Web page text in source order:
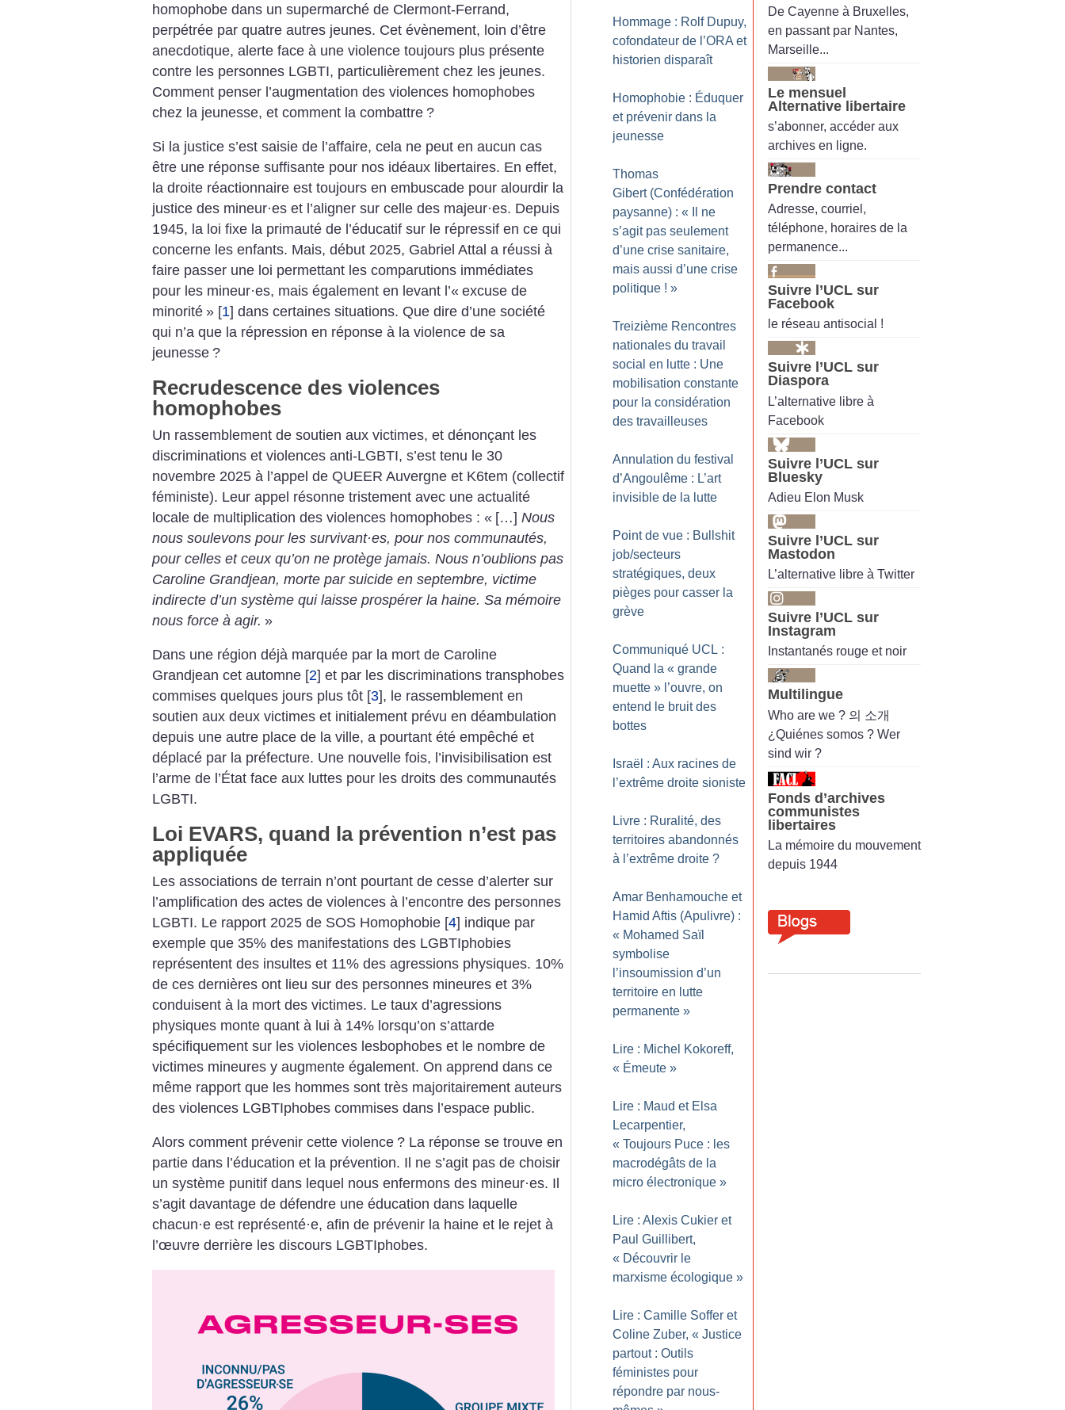
homophobe dans un supermarché de Clermont-Ferrand,
perpétrée par quatre autres jeunes. Cet évènement, loin d’être
anecdotique, alerte face à une violence toujours plus présente
contre les personnes LGBTI, particulièrement chez les jeunes.
Comment penser l’augmentation des violences homophobes
chez la jeunesse, et comment la combattre ?
Si la justice s’est saisie de l’affaire, cela ne peut en aucun cas
être une réponse suffisante pour nos idéaux libertaires. En effet,
la droite réactionnaire est toujours en embuscade pour alourdir la
justice des mineur·es et l’aligner sur celle des majeur·es. Depuis
1945, la loi fixe la primauté de l’éducatif sur le répressif en ce qui
concerne les enfants. Mais, début 2025, Gabriel Attal a réussi à
faire passer une loi permettant les comparutions immédiates
pour les mineur·es, mais également en levant l’« excuse de
minorité » [1] dans certaines situations. Que dire d’une société
qui n’a que la répression en réponse à la violence de sa
jeunesse ?
Recrudescence des violences
homophobes
Un rassemblement de soutien aux victimes, et dénonçant les
discriminations et violences anti-LGBTI, s’est tenu le 30
novembre 2025 à l’appel de QUEER Auvergne et K6tem (collectif
féministe). Leur appel résonne tristement avec une actualité
locale de multiplication des violences homophobes : « […] Nous
nous soulevons pour les survivant·es, pour nos communautés,
pour celles et ceux qu’on ne protège jamais. Nous n’oublions pas
Caroline Grandjean, morte par suicide en septembre, victime
indirecte d’un système qui laisse prospérer la haine. Sa mémoire
nous force à agir. »
Dans une région déjà marquée par la mort de Caroline
Grandjean cet automne [2] et par les discriminations transphobes
commises quelques jours plus tôt [3], le rassemblement en
soutien aux deux victimes et initialement prévu en déambulation
depuis une autre place de la ville, a pourtant été empêché et
déplacé par la préfecture. Une nouvelle fois, l’invisibilisation est
l’arme de l’État face aux luttes pour les droits des communautés
LGBTI.
Loi EVARS, quand la prévention n’est pas
appliquée
Les associations de terrain n’ont pourtant de cesse d’alerter sur
l’amplification des actes de violences à l’encontre des personnes
LGBTI. Le rapport 2025 de SOS Homophobie [4] indique par
exemple que 35% des manifestations des LGBTIphobies
représentent des insultes et 11% des agressions physiques. 10%
de ces dernières ont lieu sur des personnes mineures et 3%
conduisent à la mort des victimes. Le taux d’agressions
physiques monte quant à lui à 14% lorsqu’on s’attarde
spécifiquement sur les violences lesbophobes et le nombre de
victimes mineures y augmente également. On apprend dans ce
même rapport que les hommes sont très majoritairement auteurs
des violences LGBTIphobes commises dans l’espace public.
Alors comment prévenir cette violence ? La réponse se trouve en
partie dans l’éducation et la prévention. Il ne s’agit pas de choisir
un système punitif dans lequel nous enfermons des mineur·es. Il
s’agit davantage de défendre une éducation dans laquelle
chacun·e est représenté·e, afin de prévenir la haine et le rejet à
l’œuvre derrière les discours LGBTIphobes.
Hommage : Rolf Dupuy,
cofondateur de l’ORA et
historien disparaît
Homophobie : Éduquer
et prévenir dans la
jeunesse
Thomas
Gibert (Confédération
paysanne) : «
Il ne
s’agit pas seulement
d’une crise sanitaire,
mais aussi d’une crise
politique ! »
Treizième Rencontres
nationales du travail
social en lutte : Une
mobilisation constante
pour la considération
des travailleuses
Annulation du festival
d’Angoulême : L’art
invisible de la lutte
Point de vue : Bullshit
job/secteurs
stratégiques, deux
pièges pour casser la
grève
Communiqué UCL :
Quand la « grande
muette » l’ouvre, on
entend le bruit des
bottes
Israël : Aux racines de
l’extrême droite sioniste
Livre : Ruralité, des
territoires abandonnés
à l’extrême droite ?
Amar Benhamouche et
Hamid Aftis (Apulivre) :
« Mohamed Saïl
symbolise
l’insoumission d’un
territoire en lutte
permanente »
Lire : Michel Kokoreff,
« Émeute »
Lire : Maud et Elsa
Lecarpentier,
« Toujours Puce : les
macrodégâts de la
micro électronique »
Lire : Alexis Cukier et
Paul Guillibert,
« Découvrir le
marxisme écologique »
Lire : Camille Soffer et
Coline Zuber, « Justice
partout : Outils
féministes pour
répondre par nous-
De Cayenne à Bruxelles,
en passant par Nantes,
Marseille...
Le mensuel
Alternative libertaire
s’abonner, accéder aux
archives en ligne.
Prendre contact
Adresse, courriel,
téléphone, horaires de la
permanence...
Suivre l’UCL sur
Facebook
le réseau antisocial !
Suivre l’UCL sur
Diaspora
L’alternative libre à
Facebook
Suivre l’UCL sur
Bluesky
Adieu Elon Musk
Suivre l’UCL sur
Mastodon
L’alternative libre à Twitter
Suivre l’UCL sur
Instagram
Instantanés rouge et noir
Multilingue
Who are we ? 의 소개
¿Quiénes somos ? Wer
sind wir ?
Fonds d’archives
communistes
libertaires
La mémoire du mouvement
depuis 1944